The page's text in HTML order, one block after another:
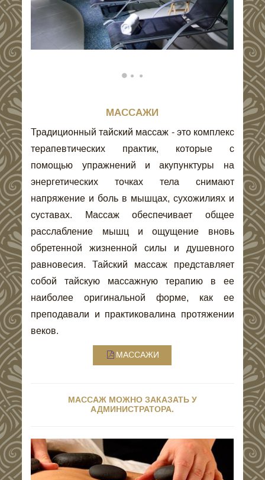
МАССАЖИ
Традиционный тайский массаж - это комплекс
терапевтических практик, которые с
помощью упражнений и акупунктуры на
энергетических точках тела снимают
напряжение и боль в мышцах, сухожилиях и
суставах. Массаж обеспечивает общее
расслабление мышц и ощущение вновь
обретенной жизненной силы и душевного
равновесия. Тайский массаж представляет
собой тайскую массажную терапию в ее
наиболее оригинальной форме, как ее
преподавали и практиковалина протяжении
веков.
МАССАЖИ
МАССАЖ МОЖНО ЗАКАЗАТЬ У
АДМИНИСТРАТОРА.